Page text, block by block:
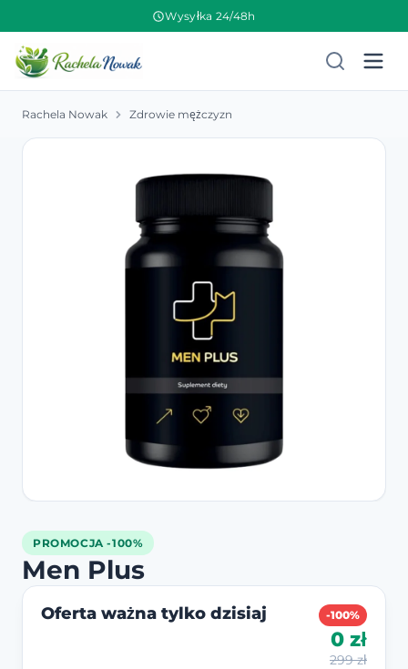
Wysyłka 24/48h
Rachela Nowak Zdrowie mężczyzn
PROMOCJA -100%
Men Plus
Oferta ważna tylko dzisiaj -100%
0 zł
299 zł